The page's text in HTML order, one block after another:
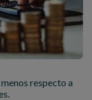
respecto a